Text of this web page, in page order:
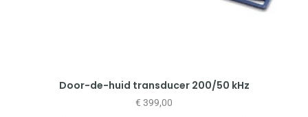
Door-de-huid transducer 200/50 kHz
€ 399,00